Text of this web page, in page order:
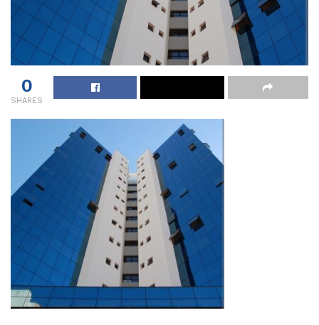
0
SHARES